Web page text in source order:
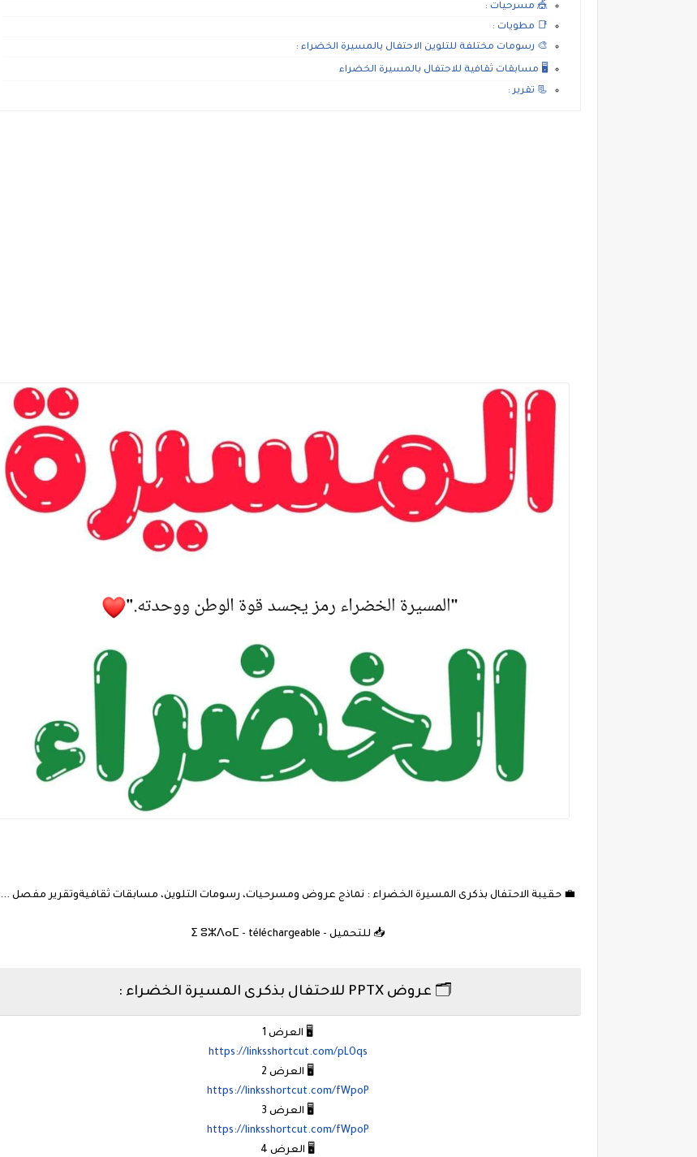
🎪 مسرحيات :
📑 مطويات :
🎨 رسومات مختلفة للتلوين الاحتفال بالمسيرة الخضراء :
🖥️ مسابقات ثقافية للاحتفال بالمسيرة الخضراء
📃 تقرير :
💼 حقيبة الاحتفال بذكرى المسيرة الخضراء : نماذج عروض ومسرحيات، رسومات التلوين، مسابقات ثقافيةوتقرير مفصل ...
📥 للتحميل - ⵉ ⵓⵣⴷⴰⵎ - téléchargeable
🗂️ عروض PPTX للاحتفال بذكرى المسيرة الخضراء :
🖥️ العرض 1
https://linksshortcut.com/pLOqs
🖥️ العرض 2
https://linksshortcut.com/fWpoP
🖥️ العرض 3
https://linksshortcut.com/fWpoP
🖥️ العرض 4